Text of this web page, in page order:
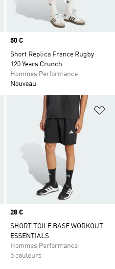
Prix
50 €
Short Replica France Rugby
120 Years Crunch
Hommes Performance
Nouveau
Ajouter à la Liste de produits
Prix
28 €
SHORT TOILE BASE WORKOUT
ESSENTIALS
Hommes Performance
5 couleurs